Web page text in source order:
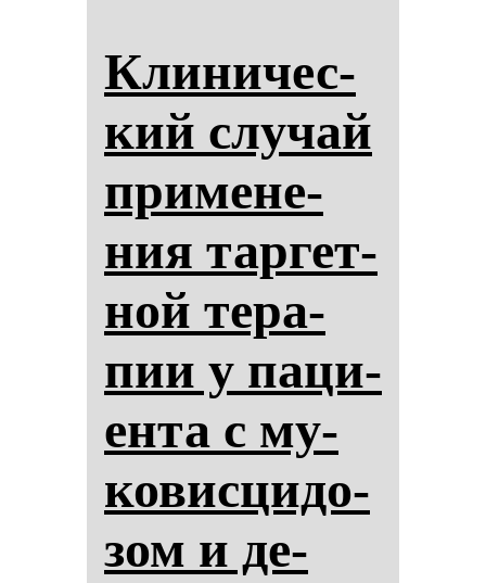
Кли­ни­чес­
кий слу­чай
при­ме­не­
ния тар­гет­
ной те­ра­
пии у па­ци­
ен­та с му­
ко­вис­ци­до­
зом и де­